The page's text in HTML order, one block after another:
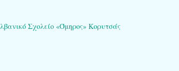
Σχολείο «Όμηρος» Κορυτσάς